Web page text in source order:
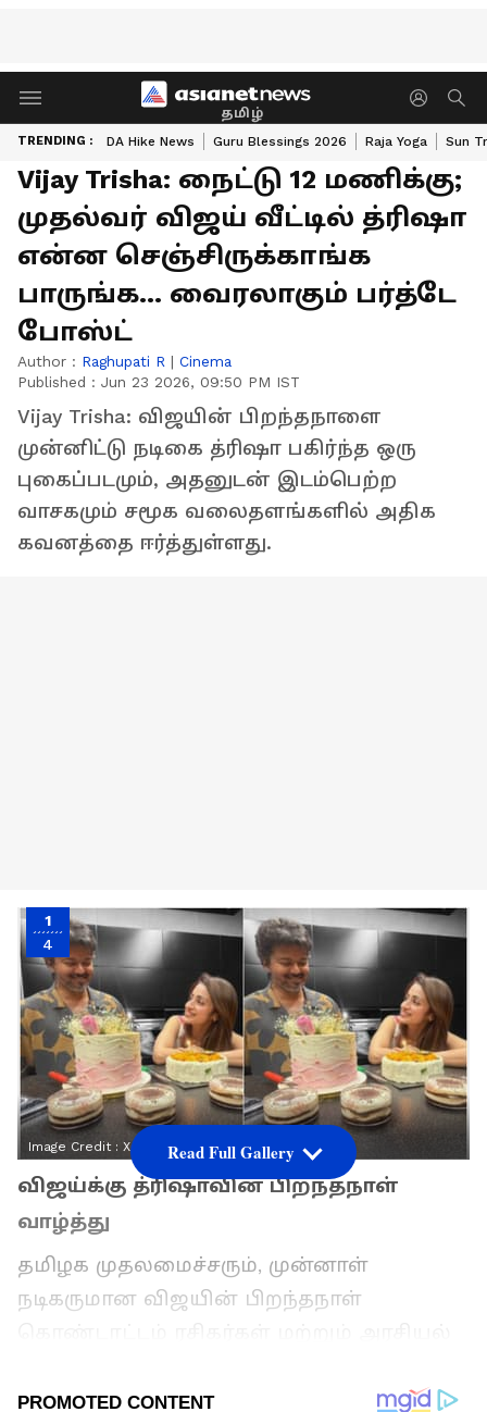
தமிழ்
TRENDING : DA Hike News Guru Blessings 2026 Raja Yoga Sun
Vijay Trisha: நைட்டு 12 மணிக்கு;
முதல்வர் விஜய் வீட்டில் த்ரிஷா
என்ன செஞ்சிருக்காங்க
பாருங்க... வைரலாகும் பர்த்டே
போஸ்ட்
Author : Raghupati R | Cinema
Published : Jun 23 2026, 09:50 PM IST
Vijay Trisha: விஜயின் பிறந்தநாளை
முன்னிட்டு நடிகை த்ரிஷா பகிர்ந்த ஒரு
புகைப்படமும், அதனுடன் இடம்பெற்ற
வாசகமும் சமூக வலைதளங்களில் அதிக
கவனத்தை ஈர்த்துள்ளது.
1
4
Image Credit : X
விஜய்க்கு த்ரிஷாவின் பிறந்தநாள்
வாழ்த்து
தமிழக முதலமைச்சரும், முன்னாள்
நடிகருமான விஜயின் பிறந்தநாள்
கொண்டாடப்பட்டது. அரசியல் தலைவர்கள்,
Read Full Gallery